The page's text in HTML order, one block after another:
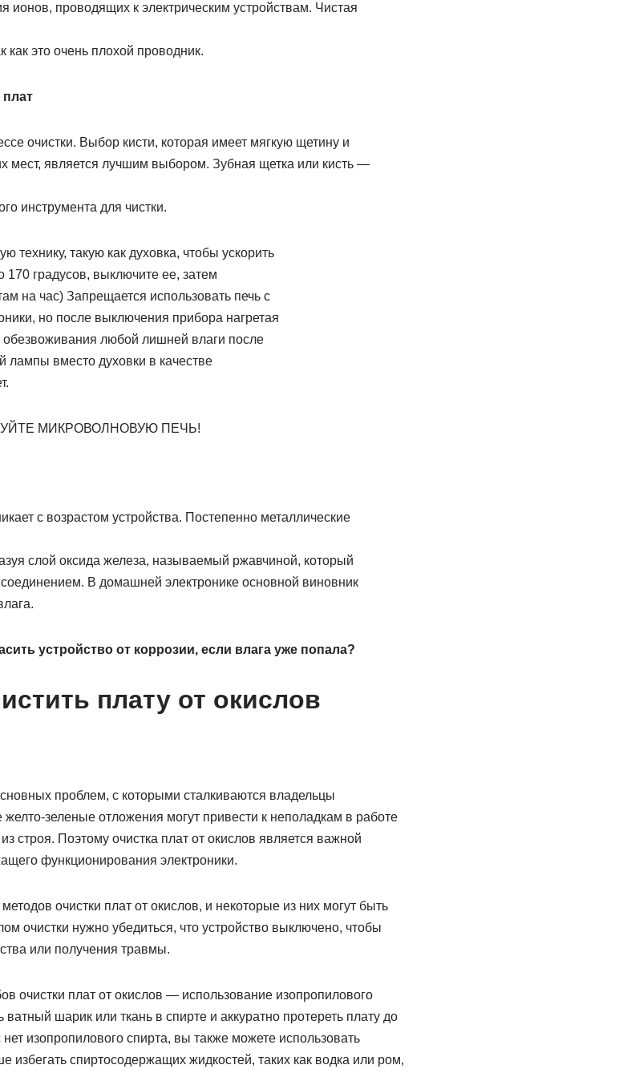
ионов, проводящих к электрическим устройствам. Чистая
как это очень плохой проводник.
очистки. Выбор кисти, которая имеет мягкую щетину и
мест, является лучшим выбором. Зубная щетка или кисть —
инструмента для чистки.
технику, такую ​​как духовка, чтобы ускорить
170 градусов, выключите ее, затем
на час) Запрещается использовать печь с
но после выключения прибора нагретая
любой лишней влаги после
лампы вместо духовки в качестве
МИКРОВОЛНОВУЮ ПЕЧЬ!
с возрастом устройства. Постепенно металлические
слой оксида железа, называемый ржавчиной, который
В домашней электронике основной виновник
устройство от коррозии, если влага уже попала?
плату от окислов
проблем, с которыми сталкиваются владельцы
зеленые отложения могут привести к неполадкам в работе
строя. Поэтому очистка плат от окислов является важной
функционирования электроники.
очистки плат от окислов, и некоторые из них могут быть
очистки нужно убедиться, что устройство выключено, чтобы
или получения травмы.
очистки плат от окислов — использование изопропилового
шарик или ткань в спирте и аккуратно протереть плату до
изопропилового спирта, вы также можете использовать
избегать спиртосодержащих жидкостей, таких как водка или ром,